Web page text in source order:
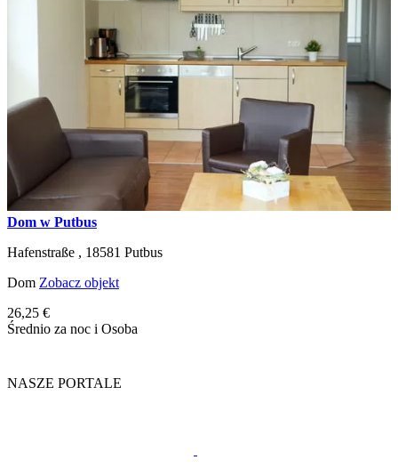
Dom w Putbus
Hafenstraße , 18581 Putbus
Dom Zobacz objekt
26,25 €
Średnio za noc i Osoba
NASZE PORTALE